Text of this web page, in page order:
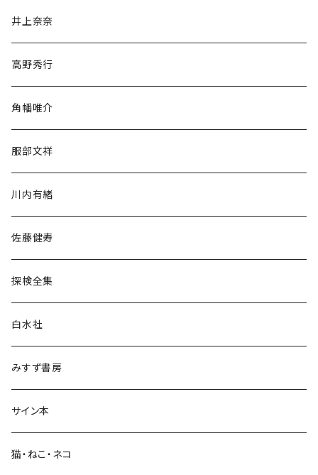
文学・小説・物語
随筆・ノンフィクション・その他
民族・風習
言語・ことば
井上奈奈
高野秀行
角幡唯介
服部文祥
川内有緒
佐藤健寿
探検全集
白水社
みすず書房
サイン本
猫・ねこ・ネコ